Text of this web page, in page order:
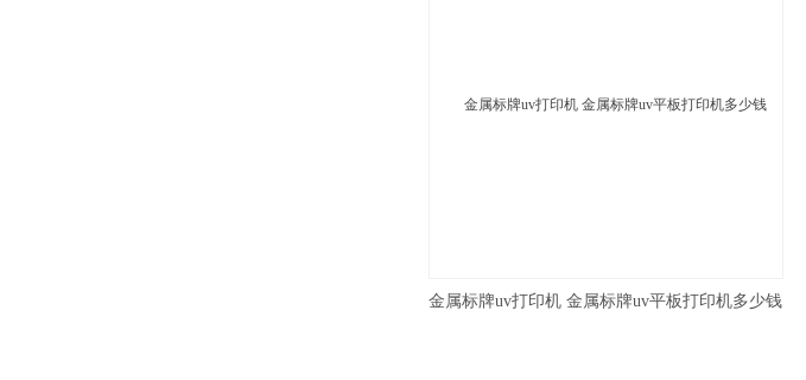
金属标牌uv打印机 金属标牌uv平板打印机多少钱